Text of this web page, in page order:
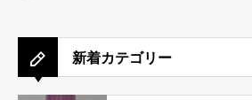
新着カテゴリー